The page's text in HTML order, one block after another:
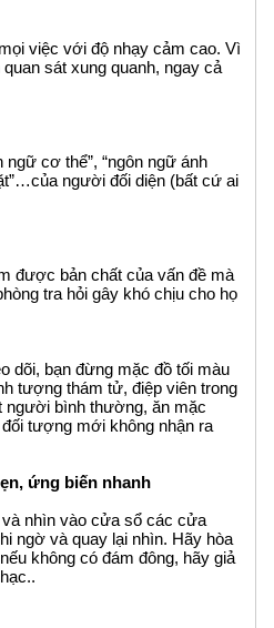
việc với độ nhạy cảm cao. Vì
sát xung quanh, ngay cả
cơ thể”, “ngôn ngữ ánh
người đối diện (bất cứ ai
được bản chất của vấn đề mà
tra hỏi gây khó chịu cho họ
dõi, bạn đừng mặc đồ tối màu
tượng thám tử, điệp viên trong
người bình thường, ăn mặc
tượng mới không nhận ra
ứng biến nhanh
nhìn vào cửa sổ các cửa
ngờ và quay lại nhìn. Hãy hòa
không có đám đông, hãy giả